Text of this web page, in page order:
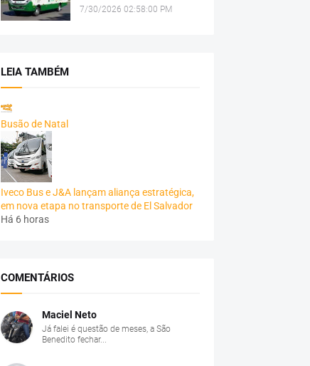
7/30/2026 02:58:00 PM
LEIA TAMBÉM
Busão de Natal
Iveco Bus e J&A lançam aliança estratégica,
em nova etapa no transporte de El Salvador
Há 6 horas
COMENTÁRIOS
Maciel Neto
Já falei é questão de meses, a São
Benedito fechar...